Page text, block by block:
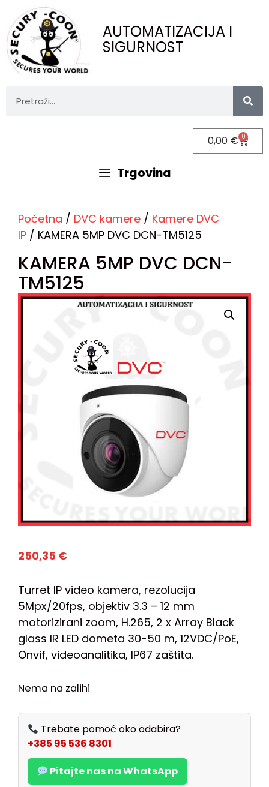
AUTOMATIZACIJA I
SIGURNOST
0,00 € 0
Trgovina
Početna / DVC kamere / Kamere DVC
IP / KAMERA 5MP DVC DCN-TM5125
KAMERA 5MP DVC DCN-
TM5125
250,35 €
Turret IP video kamera, rezolucija
5Mpx/20fps, objektiv 3.3 – 12 mm
motorizirani zoom, H.265, 2 x Array Black
glass IR LED dometa 30-50 m, 12VDC/PoE,
Onvif, videoanalitika, IP67 zaštita.
Nema na zalihi
Trebate pomoć oko odabira?
+385 95 536 8301
Pitajte nas na WhatsApp